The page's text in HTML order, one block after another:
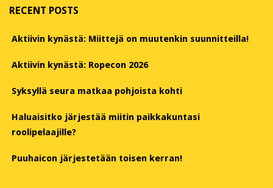
RECENT POSTS
Aktiivin kynästä: Miittejä on muutenkin suunnitteilla!
Aktiivin kynästä: Ropecon 2026
Syksyllä seura matkaa pohjoista kohti
Haluaisitko järjestää miitin paikkakuntasi
roolipelaajille?
Puuhaicon järjestetään toisen kerran!